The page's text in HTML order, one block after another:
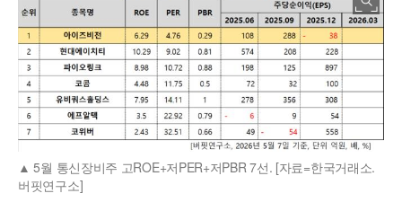
5월 통신장비주 고ROE+저PER+저PBR 7선. [자료=한국거래소.
버핏연구소]